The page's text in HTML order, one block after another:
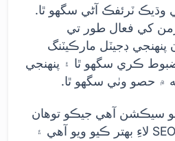
وڌيڪ ٽرئفڪ آڻي سگهو ٿا.
کي فعال طور تي
پنهنجي ڊجيٽل مارڪيٽنگ
ڪري سگهو ٿا ۽ پنهنجي
۾ حصو وٺي سگهو ٿا.
سيڪشن آهي جيڪو توهان
درخواست ڪيو آهي، SEO لاءِ بهتر ڪيو ويو آهي ۽